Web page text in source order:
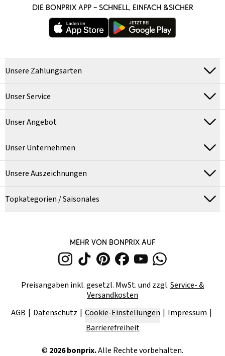
DIE BONPRIX APP – SCHNELL, EINFACH &SICHER
Unsere Zahlungsarten
Unser Service
Unser Angebot
Unser Unternehmen
Unsere Auszeichnungen
Topkategorien / Saisonales
MEHR VON BONPRIX AUF
Preisangaben inkl. gesetzl. MwSt. und zzgl.Service- &
Versandkosten
AGB
Datenschutz Cookie-Einstellungen
Impressum
Barrierefreiheit
© 2026bonprix.Alle Rechte vorbehalten.